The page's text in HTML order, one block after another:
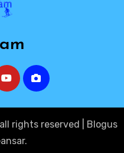
rights reserved
Blogus
.